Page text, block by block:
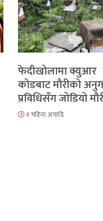
फेदीखोलामा क्युआर
कोडबाट मौरीको
प्रविधिसँग जोडियो
१ महिना अगाडि